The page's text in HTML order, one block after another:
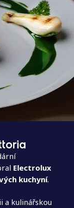
Electrolux
kuchyní.
a kulinářskou